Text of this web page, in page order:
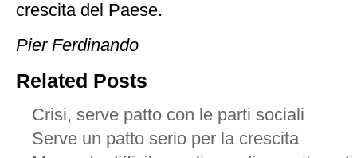
crescita del Paese.
Pier Ferdinando
Related Posts
Crisi, serve patto con le parti sociali
Serve un patto serio per la crescita